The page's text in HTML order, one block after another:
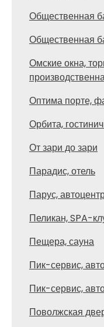
Общественная
Общественная
Омские окна,
Оптима порте,
Орбита,
От зари до зари
Парадис, отель
Парус,
Пеликан, SPA-
Пещера, сауна
Пик-сервис,
Пик-сервис,
Поволжская